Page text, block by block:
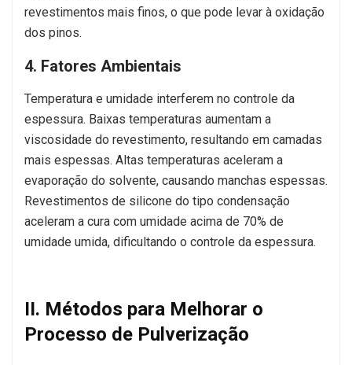
revestimentos mais finos, o que pode levar à oxidação
dos pinos.
4. Fatores Ambientais
Temperatura e umidade interferem no controle da
espessura. Baixas temperaturas aumentam a
viscosidade do revestimento, resultando em camadas
mais espessas. Altas temperaturas aceleram a
evaporação do solvente, causando manchas espessas.
Revestimentos de silicone do tipo condensação
aceleram a cura com umidade acima de 70% de
umidade umida, dificultando o controle da espessura.
II. Métodos para Melhorar o
Processo de Pulverização